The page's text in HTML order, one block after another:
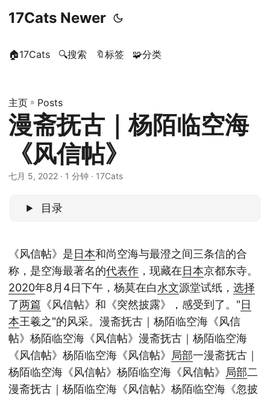
17Cats Newer
🏠17Cats 🔍搜索 🔖标签 🧩分类
主页 » Posts
漫斋抚古｜杨陌临空海
《风信帖》
七月 5, 2022 · 1 分钟 · 17Cats
目录
《风信帖》是日本和尚空海与最澄之间三条信的合
称，是空海最著名的代表作 ，现藏在日本京都东寺。
2020年8月4日下午，杨莫在白水文源堂试纸， 选择
了两篇 《风信帖》和《突然披露》，感受到了。"日
本王羲之"的风采。漫斋抚古｜杨陌临空海《风信
帖》杨陌临空海《风信帖》漫斋抚古｜杨陌临空海
《风信帖》杨陌临空海《风信帖》 局部一漫斋抚古｜
杨陌临空海《风信帖》杨陌临空海《风信帖》 局部二
漫斋抚古｜杨陌临空海《风信帖》杨陌临空海《忽披